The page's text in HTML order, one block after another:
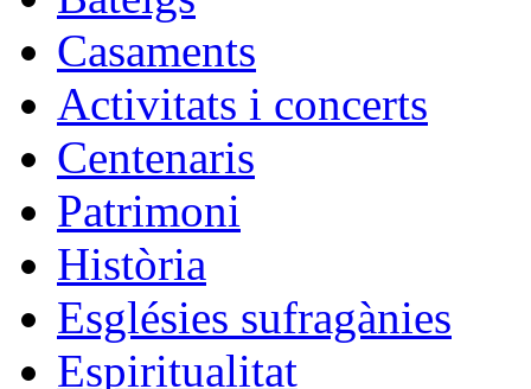
Casaments
Activitats i concerts
Centenaris
Patrimoni
Història
Esglésies sufragànies
Espiritualitat